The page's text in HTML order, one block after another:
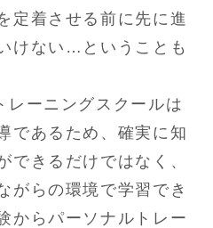
定着させる前に先に進
けない…ということも
レーニングスクールは
であるため、確実に知
できるだけではなく、
がらの環境で学習でき
からパーソナルトレー